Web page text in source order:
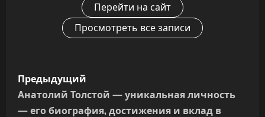
Перейти на сайт
Просмотреть все записи
Н
а
Предыдущий
Анатолий Толстой — уникальная личность
— его биография, достижения и вклад в